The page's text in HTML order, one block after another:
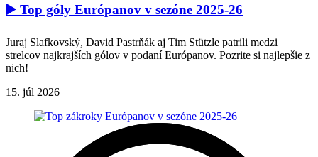
▶️ Top góly Európanov v sezóne 2025-26
Juraj Slafkovský, David Pastrňák aj Tim Stützle patrili medzi
strelcov najkrajších gólov v podaní Európanov. Pozrite si najlepšie z
nich!
15. júl 2026